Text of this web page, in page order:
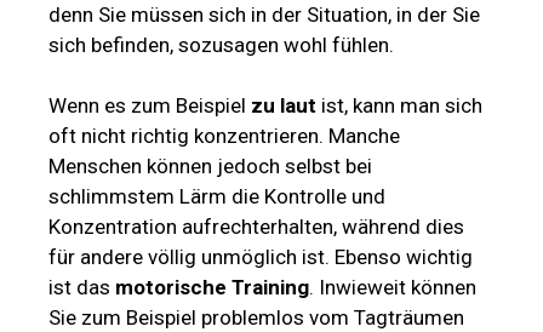
denn Sie müssen sich in der Situation, in der Sie
sich befinden, sozusagen wohl fühlen.
Wenn es zum Beispiel zu laut ist, kann man sich
oft nicht richtig konzentrieren. Manche
Menschen können jedoch selbst bei
schlimmstem Lärm die Kontrolle und
Konzentration aufrechterhalten, während dies
für andere völlig unmöglich ist. Ebenso wichtig
ist das motorische Training. Inwieweit können
Sie zum Beispiel problemlos vom Tagträumen